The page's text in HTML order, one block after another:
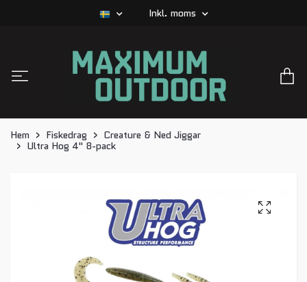
Inkl. moms
Hem Fiskedrag
Creature & Ned Jiggar
Ultra Hog 4" 8-pack